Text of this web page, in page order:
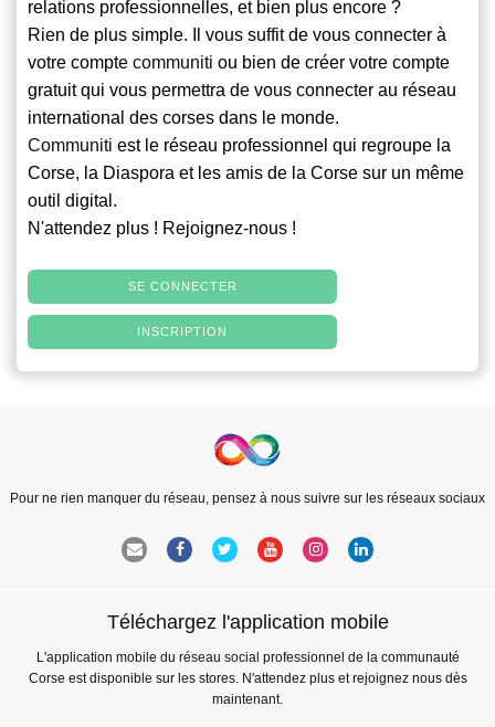
relations professionnelles, et bien plus encore ?
Rien de plus simple. Il vous suffit de vous connecter à
votre compte communiti ou bien de créer votre compte
gratuit qui vous permettra de vous connecter au réseau
international des corses dans le monde.
Communiti est le réseau professionnel qui regroupe la
Corse, la Diaspora et les amis de la Corse sur un même
outil digital.
N'attendez plus ! Rejoignez-nous !
SE CONNECTER
INSCRIPTION
Pour ne rien manquer du réseau, pensez à nous suivre sur les réseaux sociaux
Téléchargez l'application mobile
L'application mobile du réseau social professionnel de la communauté
Corse est disponible sur les stores. N'attendez plus et rejoignez nous dès
maintenant.